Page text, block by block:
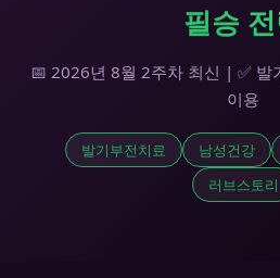
필승
📅 2026년 8월 2주차 최신 | ✅ 발
이용
발기부전치료 남성건강
러브스토리